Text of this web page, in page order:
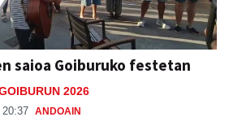
saioa Goiburuko festetan
2026
ANDOAIN